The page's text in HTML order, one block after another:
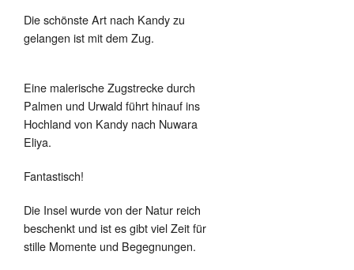
Die schönste Art nach Kandy zu
gelangen ist mit dem Zug.
Eine malerische Zugstrecke durch
Palmen und Urwald führt hinauf ins
Hochland von Kandy nach Nuwara
Eliya.
Fantastisch!
Die Insel wurde von der Natur reich
beschenkt und ist es gibt viel Zeit für
stille Momente und Begegnungen.